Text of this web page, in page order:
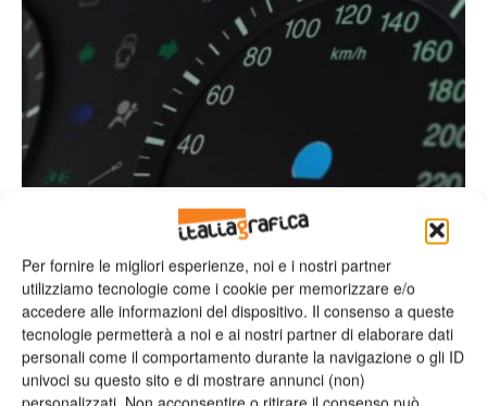
Per fornire le migliori esperienze, noi e i nostri partner
utilizziamo tecnologie come i cookie per memorizzare e/o
accedere alle informazioni del dispositivo. Il consenso a queste
tecnologie permetterà a noi e ai nostri partner di elaborare dati
personali come il comportamento durante la navigazione o gli ID
univoci su questo sito e di mostrare annunci (non)
Anteprima InPrint | Sun Chemical e SunJet: stand F60
Sun Chemical e SunJet collaborano per
applicazioni industriali in occasione
Valeria Teruzzi 22/09/2016